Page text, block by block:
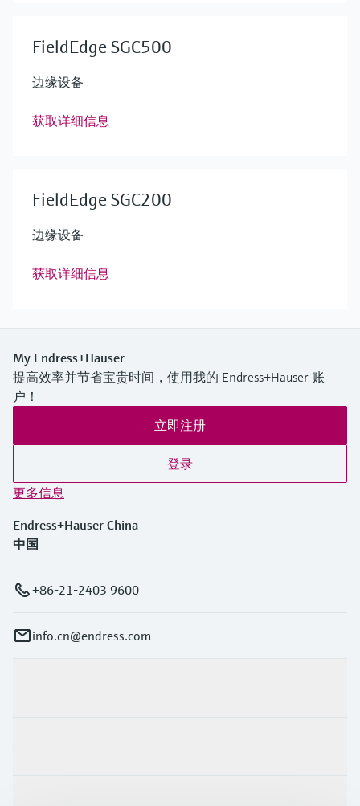
FieldEdge SGC500
边缘设备
获取详细信息
FieldEdge SGC200
边缘设备
获取详细信息
My Endress+Hauser
提高效率并节省宝贵时间，使用我的 Endress+Hauser 账
户！
立即注册
登录
更多信息
Endress+Hauser China
中国
+86-21-2403 9600
info.cn@endress.com